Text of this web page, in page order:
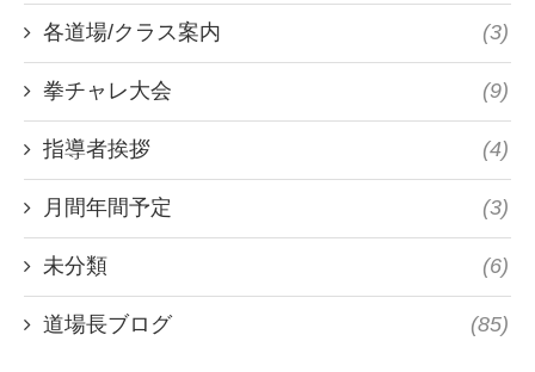
各道場/クラス案内 (3)
拳チャレ大会 (9)
指導者挨拶 (4)
月間年間予定 (3)
未分類 (6)
道場長ブログ (85)